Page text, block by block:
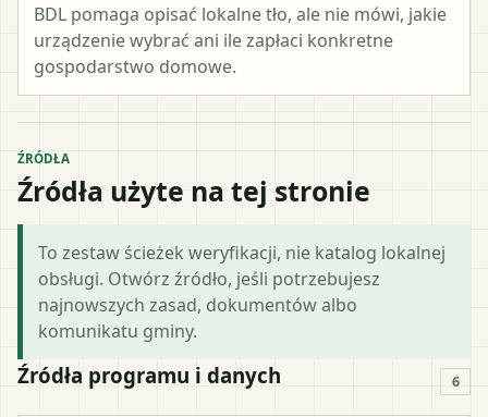
BDL pomaga opisać lokalne tło, ale nie mówi, jakie
urządzenie wybrać ani ile zapłaci konkretne
gospodarstwo domowe.
ŹRÓDŁA
Źródła użyte na tej stronie
To zestaw ścieżek weryfikacji, nie katalog lokalnej
obsługi. Otwórz źródło, jeśli potrzebujesz
najnowszych zasad, dokumentów albo
komunikatu gminy.
Źródła programu i danych 6